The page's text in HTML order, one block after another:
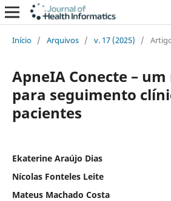
Início / Arquivos / v. 17 (2025) /
ApneIA Conecte –
para seguimento
pacientes
Ekaterine Araújo Dias
Nícolas Fonteles Leite
Mateus Machado Costa